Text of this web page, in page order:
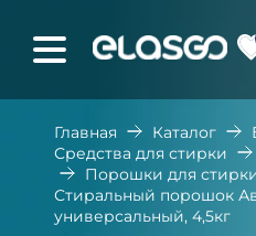
Главная Каталог
Средства для стирки
Порошки для
Стиральный порошок
универсальный, 4,5кг